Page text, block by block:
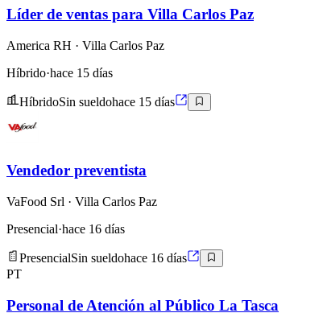
Líder de ventas para Villa Carlos Paz
America RH · Villa Carlos Paz
Híbrido·hace 15 días
HíbridoSin sueldohace 15 días
Vendedor preventista
VaFood Srl · Villa Carlos Paz
Presencial·hace 16 días
PresencialSin sueldohace 16 días
PT
Personal de Atención al Público La Tasca